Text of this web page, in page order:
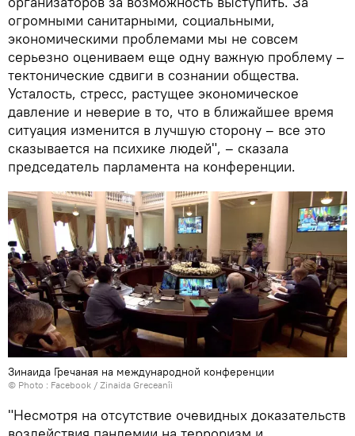
огромными санитарными, социальными,
экономическими проблемами мы не совсем
серьезно оцениваем еще одну важную проблему –
тектонические сдвиги в сознании общества.
Усталость, стресс, растущее экономическое
давление и неверие в то, что в ближайшее время
ситуация изменится в лучшую сторону – все это
сказывается на психике людей", – сказала
председатель парламента на конференции.
Зинаида Гречаная на международной конференции
© Photo : Facebook / Zinaida Greceanîi
"Несмотря на отсутствие очевидных доказательств